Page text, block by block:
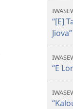
“[E]
Jiova”
“E